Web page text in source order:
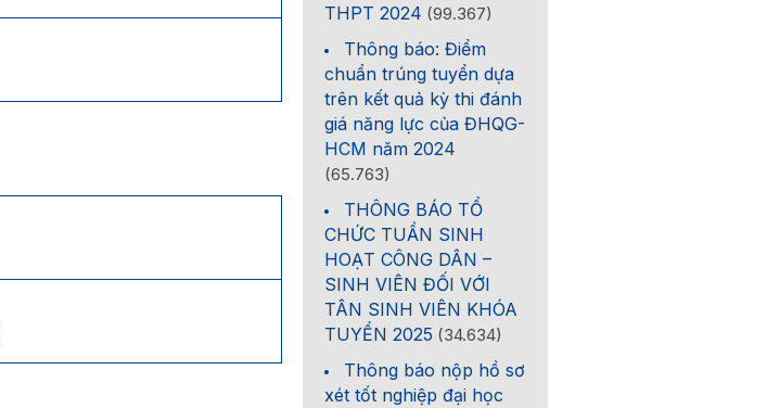
THPT 2024 (99.367)
Thông báo: Điểm
chuẩn trúng tuyển dựa
trên kết quả kỳ thi đánh
giá năng lực của ĐHQG-
HCM năm 2024
(65.763)
THÔNG BÁO TỔ
CHỨC TUẦN SINH
HOẠT CÔNG DÂN –
SINH VIÊN ĐỐI VỚI
TÂN SINH VIÊN KHÓA
TUYỂN 2025 (34.634)
Thông báo nộp hồ sơ
xét tốt nghiệp đại học